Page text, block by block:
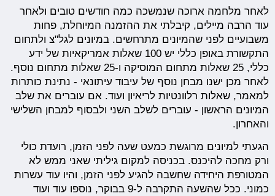
לאחר מלחמה ארוכה שנמשכה כמה חודשים טובים ולאחר
עוד הרבה מיילים, קיבלתי את ההזמנה המיוחלת, פחות
משבועיים לפני שהמיונים מתרחשים. במיונים לגל"צ ולתחום
התקשורת באופן כללי יש 100 שאלות אמריקאיות של ידע
כללי, 25 שאלות מתחום המוסיקה ו-25 שאלות מתחום נוסף.
לאחר מכן ישנו מבחן נוסף של עיבוד עיתונאי - נתינת כותרות
למאמר, שאלות רלוונטיות לריאיון ועוד. אם עוברים את שלב
המיונים הראשון - עוברים לשלב השני ולבסוף למבחן השלישי
והאחרון.
הגעתי למיונים מרוגשת כמעט שעה לפני הזמן, רועדת כולי
ורק מחכה להיכנס. בכניסה למקום גיליתי שאני ממש לא
המטורפת היחידה שחשבה להגיע לפני הזמן, והיו עוד עשרות
כמוני. ככל שהשעה התקרבה ל-9 בבוקר, נוספו עוד ועוד